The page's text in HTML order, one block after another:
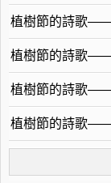
植樹節的詩歌——
植樹節的詩歌——
植樹節的詩歌——
植樹節的詩歌——